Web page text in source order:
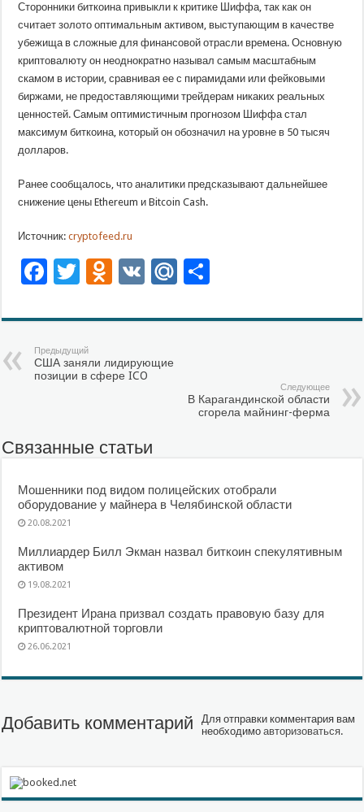
Сторонники биткоина привыкли к критике Шиффа, так как он
считает золото оптимальным активом, выступающим в качестве
убежища в сложные для финансовой отрасли времена. Основную
криптовалюту он неоднократно называл самым масштабным
скамом в истории, сравнивая ее с пирамидами или фейковыми
биржами, не предоставляющими трейдерам никаких реальных
ценностей. Самым оптимистичным прогнозом Шиффа стал
максимум биткоина, который он обозначил на уровне в 50 тысяч
долларов.
Ранее сообщалось, что аналитики предсказывают дальнейшее
снижение цены Ethereum и Bitcoin Cash.
Источник: cryptofeed.ru
Facebook
Twitter
Odnoklassniki
VK Mail.Ru
Предыдущий
США заняли лидирующие
позиции в сфере ICO
Следующее
В Карагандинской области
сгорела майнинг-ферма
Связанные статьи
Мошенники под видом полицейских отобрали
оборудование у майнера в Челябинской области
20.08.2021
Миллиардер Билл Экман назвал биткоин спекулятивным
активом
19.08.2021
Президент Ирана призвал создать правовую базу для
криптовалютной торговли
26.06.2021
Добавить комментарий
Для отправки комментария вам
необходимоавторизоваться.